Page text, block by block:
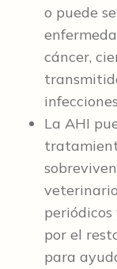
o puede
cáncer,
La AHI
por el
para